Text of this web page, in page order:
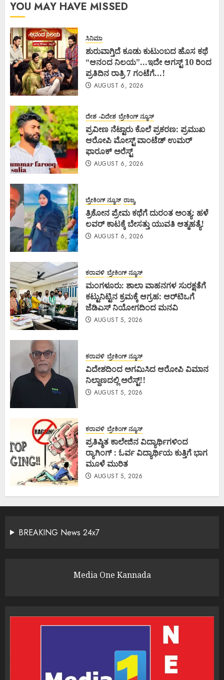
YOU MAY HAVE MISSED
ಸಿನಿಮಾ
ಶುರುವಾಗ್ತಿದೆ ಕೂಡು ಕುಟುಂಬದ ಹೊಸ ಕಥೆ
“ಆನಂದ ನಿಲಯ”…ಇದೇ ಆಗಸ್ಟ್ 10 ರಿಂದ
ಪ್ರತಿದಿನ ರಾತ್ರಿ 7 ಗಂಟೆಗೆ…!
AUGUST 6, 2026
ದೇಶ -ವಿದೇಶ ಬ್ರೇಕಿಂಗ್ ನ್ಯೂಸ್
ಪ್ರವೀಣ ನೆಟ್ಟಾರು ಕೊಲೆ ಪ್ರಕರಣ: ಪ್ರಮುಖ
ಆರೋಪಿ ಮೋಸ್ಟ್ ವಾಂಟೆಡ್ ಉಮರ್
ಫಾರೂಕ್ ಅರೆಸ್ಟ್
AUGUST 6, 2026
ಬ್ರೇಕಿಂಗ್ ನ್ಯೂಸ್ ರಾಜ್ಯ
ತ್ರಿಕೋನ ಪ್ರೇಮ ಕಥೆಗೆ ದುರಂತ ಅಂತ್ಯ: ಹಳೆ
ಲವರ್ ಕಾಟಕ್ಕೆ ಬೇಸತ್ತು ಯುವತಿ ಆತ್ಮಹತ್ಯೆ!
AUGUST 6, 2026
ಕರಾವಳಿ ಬ್ರೇಕಿಂಗ್ ನ್ಯೂಸ್
ಮಂಗಳೂರು: ಶಾಲಾ ವಾಹನಗಳ ಸುರಕ್ಷತೆಗೆ
ಕಟ್ಟುನಿಟ್ಟಿನ ಕ್ರಮಕ್ಕೆ ಆಗ್ರಹ: ಆರ್‌ಟಿಒಗೆ
ಜೆಡಿಎಸ್ ನಿಯೋಗದಿಂದ ಮನವಿ
AUGUST 5, 2026
ಕರಾವಳಿ ಬ್ರೇಕಿಂಗ್ ನ್ಯೂಸ್
ವಿದೇಶದಿಂದ ಅಗಮಿಸಿದ ಆರೋಪಿ ವಿಮಾನ
ನಿಲ್ದಾಣದಲ್ಲಿ ಅರೆಸ್ಟ್‌!!
AUGUST 5, 2026
ಕರಾವಳಿ ಬ್ರೇಕಿಂಗ್ ನ್ಯೂಸ್
ಪ್ರತಿಷ್ಠಿತ ಕಾಲೇಜಿನ ವಿದ್ಯಾರ್ಥಿಗಳಿಂದ
ರ‍್ಯಾಗಿಂಗ್ : ಓರ್ವ ವಿದ್ಯಾರ್ಥಿಯ ಕುತ್ತಿಗೆ ಭಾಗ
ಮೂಳೆ ಮುರಿತ
AUGUST 5, 2026
BREAKING News 24x7
Media One Kannada